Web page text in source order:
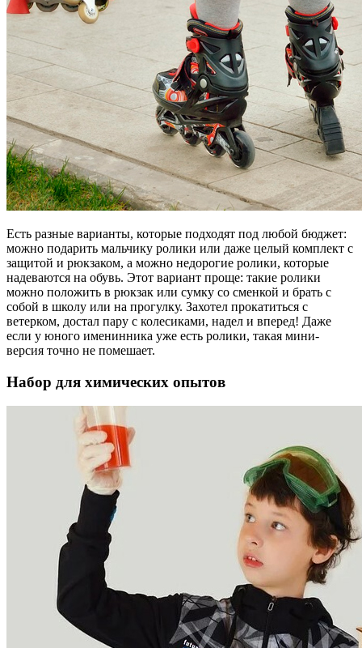
Есть разные варианты, которые подходят под любой бюджет:
можно подарить мальчику ролики или даже целый комплект с
защитой и рюкзаком, а можно недорогие ролики, которые
надеваются на обувь. Этот вариант проще: такие ролики
можно положить в рюкзак или сумку со сменкой и брать с
собой в школу или на прогулку. Захотел прокатиться с
ветерком, достал пару с колесиками, надел и вперед! Даже
если у юного именинника уже есть ролики, такая мини-
версия точно не помешает.
Набор для химических опытов